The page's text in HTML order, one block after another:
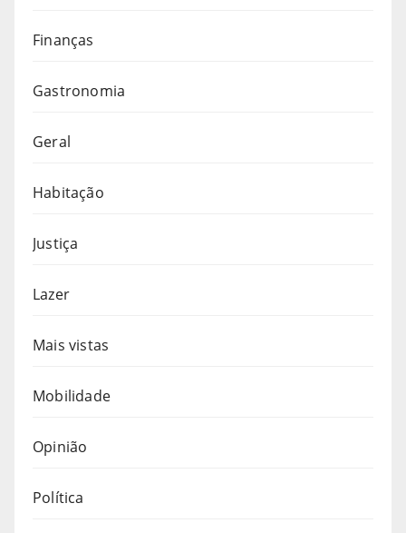
Finanças
Gastronomia
Geral
Habitação
Justiça
Lazer
Mais vistas
Mobilidade
Opinião
Política